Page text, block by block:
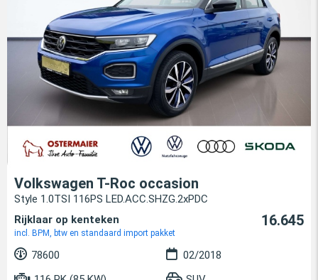
Volkswagen T-Roc occasion
Style 1.0TSI 116PS LED.ACC.SHZG.2xPDC
Rijklaar op kenteken
incl. BPM, btw en standaard import pakket
16.645
78600
02/2018